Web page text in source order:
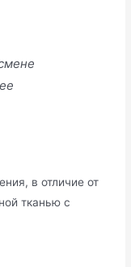
в отличие от
тканью с